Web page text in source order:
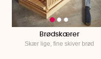
Brødskærer
Skær lige, fine skiver brød